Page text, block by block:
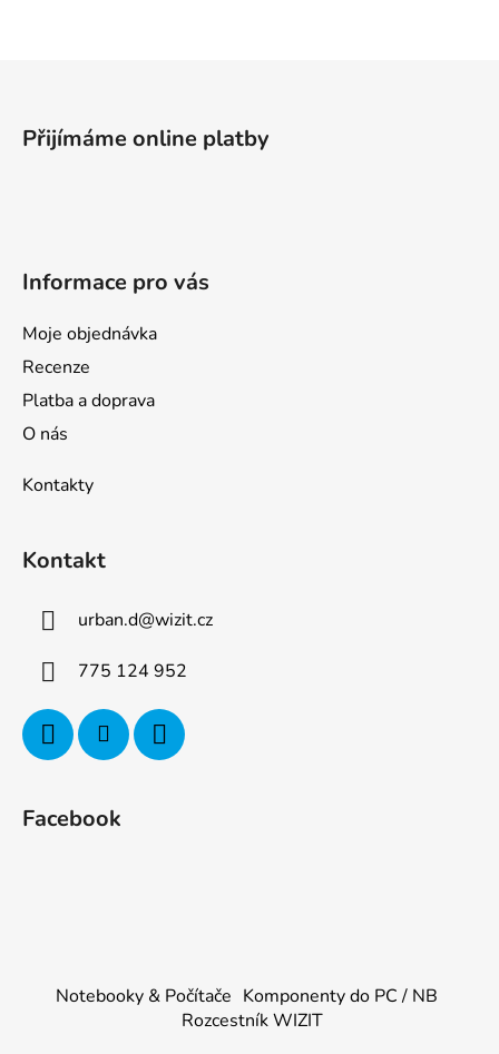
Přijímáme online platby
Informace pro vás
Moje objednávka
Recenze
Platba a doprava
O nás
Kontakty
Kontakt
urban.d@wizit.cz
775 124 952
Facebook
Notebooky & Počítače Komponenty do PC / NB
Rozcestník WIZIT